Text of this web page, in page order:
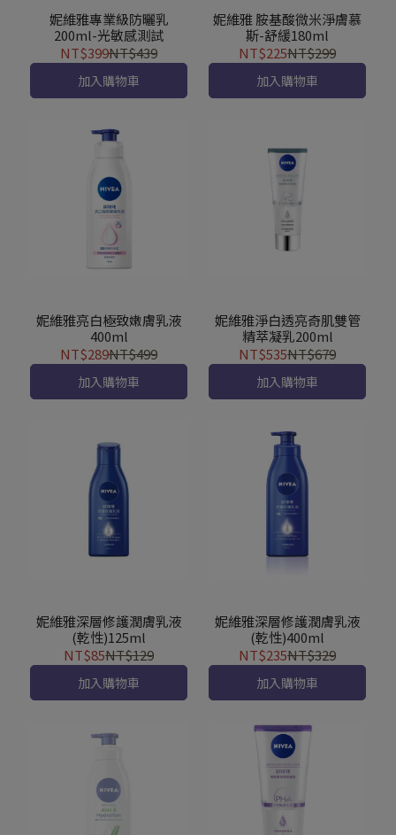
妮維雅專業級防曬乳
200ml-光敏感測試
NT$399NT$439
加入購物車
妮維雅 胺基酸微米淨膚慕
斯-舒緩180ml
NT$225NT$299
加入購物車
妮維雅亮白極致嫩膚乳液
400ml
NT$289NT$499
加入購物車
妮維雅淨白透亮奇肌雙管
精萃凝乳200ml
NT$535NT$679
加入購物車
妮維雅深層修護潤膚乳液
(乾性)125ml
NT$85NT$129
加入購物車
妮維雅深層修護潤膚乳液
(乾性)400ml
NT$235NT$329
加入購物車